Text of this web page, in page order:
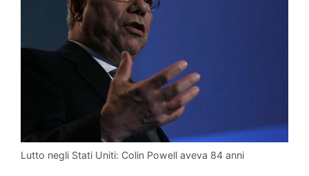
Lutto negli Stati Uniti: Colin Powell aveva 84 anni